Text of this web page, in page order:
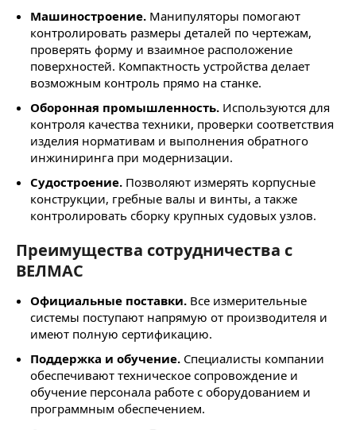
Машиностроение. Манипуляторы помогают
контролировать размеры деталей по чертежам,
проверять форму и взаимное расположение
поверхностей. Компактность устройства делает
возможным контроль прямо на станке.
Оборонная промышленность. Используются для
контроля качества техники, проверки соответствия
изделия нормативам и выполнения обратного
инжиниринга при модернизации.
Судостроение. Позволяют измерять корпусные
конструкции, гребные валы и винты, а также
контролировать сборку крупных судовых узлов.
Преимущества сотрудничества с
ВЕЛМАС
Официальные поставки. Все измерительные
системы поступают напрямую от производителя и
имеют полную сертификацию.
Поддержка и обучение. Специалисты компании
обеспечивают техническое сопровождение и
обучение персонала работе с оборудованием и
программным обеспечением.